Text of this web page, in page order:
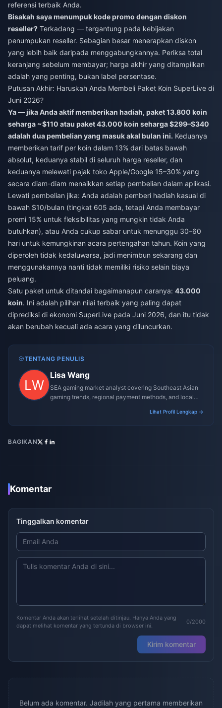
referensi terbaik Anda.
Bisakah saya menumpuk kode promo dengan diskon
reseller? Terkadang — tergantung pada kebijakan
penumpukan reseller. Sebagian besar menerapkan diskon
yang lebih baik daripada menggabungkannya. Periksa total
keranjang sebelum membayar; harga akhir yang ditampilkan
adalah yang penting, bukan label persentase.
Putusan Akhir: Haruskah Anda Membeli Paket Koin SuperLive di
Juni 2026?
Ya — jika Anda aktif memberikan hadiah, paket 13.800 koin
seharga ~$110 atau paket 43.000 koin seharga $299–$340
adalah dua pembelian yang masuk akal bulan ini. Keduanya
memberikan tarif per koin dalam 13% dari batas bawah
absolut, keduanya stabil di seluruh harga reseller, dan
keduanya melewati pajak toko Apple/Google 15–30% yang
secara diam-diam menaikkan setiap pembelian dalam aplikasi.
Lewati pembelian jika: Anda adalah pemberi hadiah kasual di
bawah $10/bulan (tingkat 605 ada, tetapi Anda membayar
premi 15% untuk fleksibilitas yang mungkin tidak Anda
butuhkan), atau Anda cukup sabar untuk menunggu 30–60
hari untuk kemungkinan acara pertengahan tahun. Koin yang
diperoleh tidak kedaluwarsa, jadi menimbun sekarang dan
menggunakannya nanti tidak memiliki risiko selain biaya
peluang.
Satu paket untuk ditandai bagaimanapun caranya: 43.000
koin. Ini adalah pilihan nilai terbaik yang paling dapat
diprediksi di ekonomi SuperLive pada Juni 2026, dan itu tidak
akan berubah kecuali ada acara yang diluncurkan.
TENTANG PENULIS
Lisa Wang
SEA gaming market analyst covering Southeast Asian
gaming trends, regional payment methods, and local
Lihat Profil Lengkap →
BAGIKAN
Komentar
Tinggalkan komentar
Komentar Anda akan terlihat setelah ditinjau. Hanya Anda yang
dapat melihat komentar yang tertunda di browser ini.
0/2000
Kirim komentar
Belum ada komentar. Jadilah yang pertama memberikan